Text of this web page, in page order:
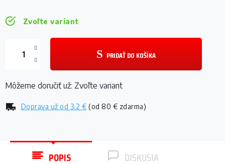
Zvoľte variant
Doprava už od 3.2 € (od 80 € zdarma)
PRIDAŤ DO KOŠÍKA
Môžeme doručiť už: Zvoľte variant
POPIS DISKUSIA